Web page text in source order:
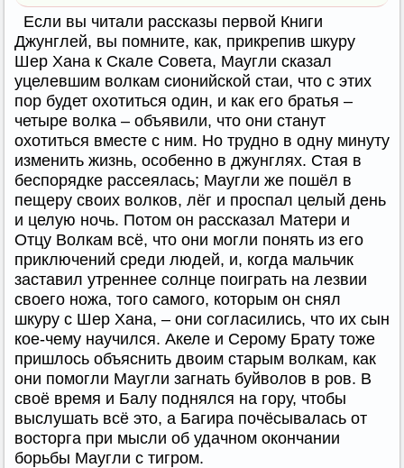
Если вы читали рассказы первой Книги
Джунглей, вы помните, как, прикрепив шкуру
Шер Хана к Скале Совета, Маугли сказал
уцелевшим волкам сионийской стаи, что с этих
пор будет охотиться один, и как его братья –
четыре волка – объявили, что они станут
охотиться вместе с ним. Но трудно в одну минуту
изменить жизнь, особенно в джунглях. Стая в
беспорядке рассеялась; Маугли же пошёл в
пещеру своих волков, лёг и проспал целый день
и целую ночь. Потом он рассказал Матери и
Отцу Волкам всё, что они могли понять из его
приключений среди людей, и, когда мальчик
заставил утреннее солнце поиграть на лезвии
своего ножа, того самого, которым он снял
шкуру с Шер Хана, – они согласились, что их сын
кое-чему научился. Акеле и Серому Брату тоже
пришлось объяснить двоим старым волкам, как
они помогли Маугли загнать буйволов в ров. В
своё время и Балу поднялся на гору, чтобы
выслушать всё это, а Багира почёсывалась от
восторга при мысли об удачном окончании
борьбы Маугли с тигром.